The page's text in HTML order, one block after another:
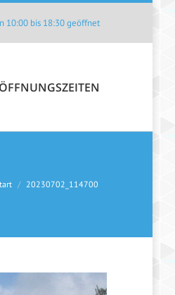
10:00 bis 18:30 geöffnet
ÖFFNUNGSZEITEN
20230702_114700